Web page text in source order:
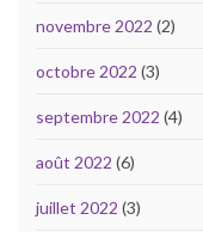
novembre 2022 (2)
octobre 2022 (3)
septembre 2022 (4)
août 2022 (6)
juillet 2022 (3)